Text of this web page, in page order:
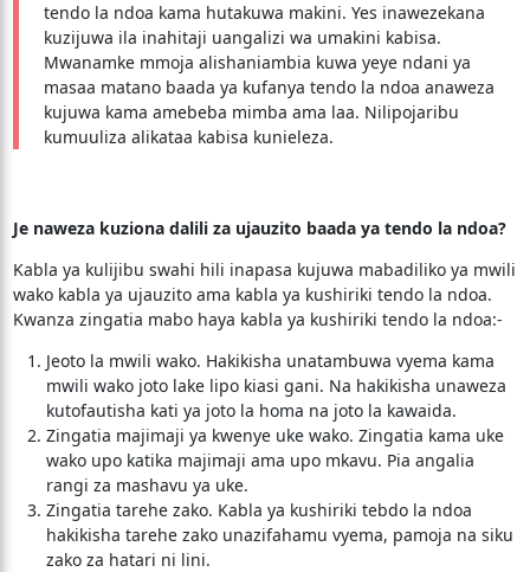
tendo la ndoa kama hutakuwa makini. Yes inawezekana
kuzijuwa ila inahitaji uangalizi wa umakini kabisa.
Mwanamke mmoja alishaniambia kuwa yeye ndani ya
masaa matano baada ya kufanya tendo la ndoa anaweza
kujuwa kama amebeba mimba ama laa. Nilipojaribu
kumuuliza alikataa kabisa kunieleza.
Je naweza kuziona dalili za ujauzito baada ya tendo la ndoa?
Kabla ya kulijibu swahi hili inapasa kujuwa mabadiliko ya mwili
wako kabla ya ujauzito ama kabla ya kushiriki tendo la ndoa.
Kwanza zingatia mabo haya kabla ya kushiriki tendo la ndoa:-
Jeoto la mwili wako. Hakikisha unatambuwa vyema kama
mwili wako joto lake lipo kiasi gani. Na hakikisha unaweza
kutofautisha kati ya joto la homa na joto la kawaida.
Zingatia majimaji ya kwenye uke wako. Zingatia kama uke
wako upo katika majimaji ama upo mkavu. Pia angalia
rangi za mashavu ya uke.
Zingatia tarehe zako. Kabla ya kushiriki tebdo la ndoa
hakikisha tarehe zako unazifahamu vyema, pamoja na siku
zako za hatari ni lini.